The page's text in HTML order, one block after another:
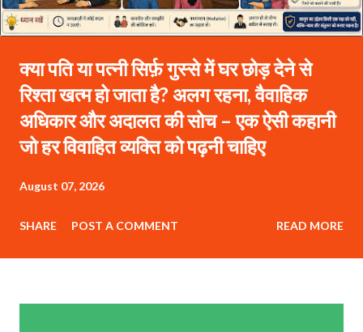
क्या पति या पत्नी सिर्फ़ गुस्से में घर छोड़ देने से
रिश्ता खत्म हो जाता है? अलग रहना, वैवाहिक
अधिकार और अदालत की सोच – एक ऐसी कहानी
जो हर विवाहित व्यक्ति को पढ़नी चाहिए
August 07, 2026
SHARE POST A COMMENT READ MORE